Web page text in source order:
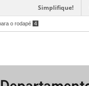
Simplifique!
o rodapé 4